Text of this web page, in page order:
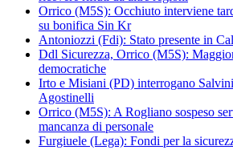
Orrico (M5S): Occhiuto interviene
su bonifica Sin Kr
Antoniozzi (Fdi): Stato presente in
Ddl Sicurezza, Orrico (M5S):
democratiche
Irto e Misiani (PD) interrogano
Agostinelli
Orrico (M5S): A Rogliano sospeso
mancanza di personale
Furgiuele (Lega): Fondi per la